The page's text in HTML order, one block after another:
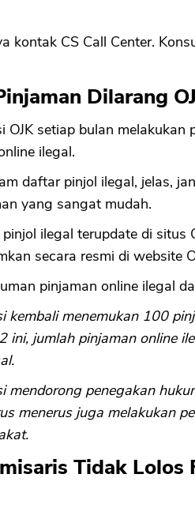
kontak CS Call Center.
Dilarang
setiap bulan melakukan
ilegal.
daftar pinjol ilegal, jelas,
yang sangat mudah.
ilegal terupdate di situs
secara resmi di website
pinjaman online ilegal
kembali menemukan 100
ini, jumlah pinjaman online
mendorong penegakan
menerus juga melakukan
Tidak Lolos